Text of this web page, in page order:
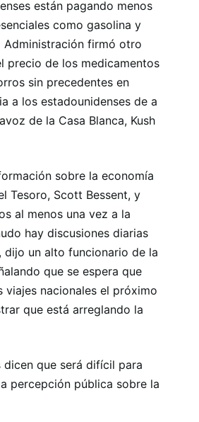
están pagando menos
como gasolina y
Administración firmó otro
precio de los medicamentos
sin precedentes en
a los estadounidenses de a
de la Casa Blanca, Kush
sobre la economía
Tesoro, Scott Bessent, y
al menos una vez a la
hay discusiones diarias
dijo un alto funcionario de la
que se espera que
viajes nacionales el próximo
que está arreglando la
que será difícil para
percepción pública sobre la